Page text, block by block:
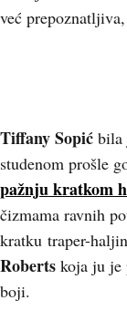
već
Tiffany Sopić bila
studenom prošle
pažnju kratkom
čizmama ravnih
kratku traper-
Roberts koja ju je
boji.